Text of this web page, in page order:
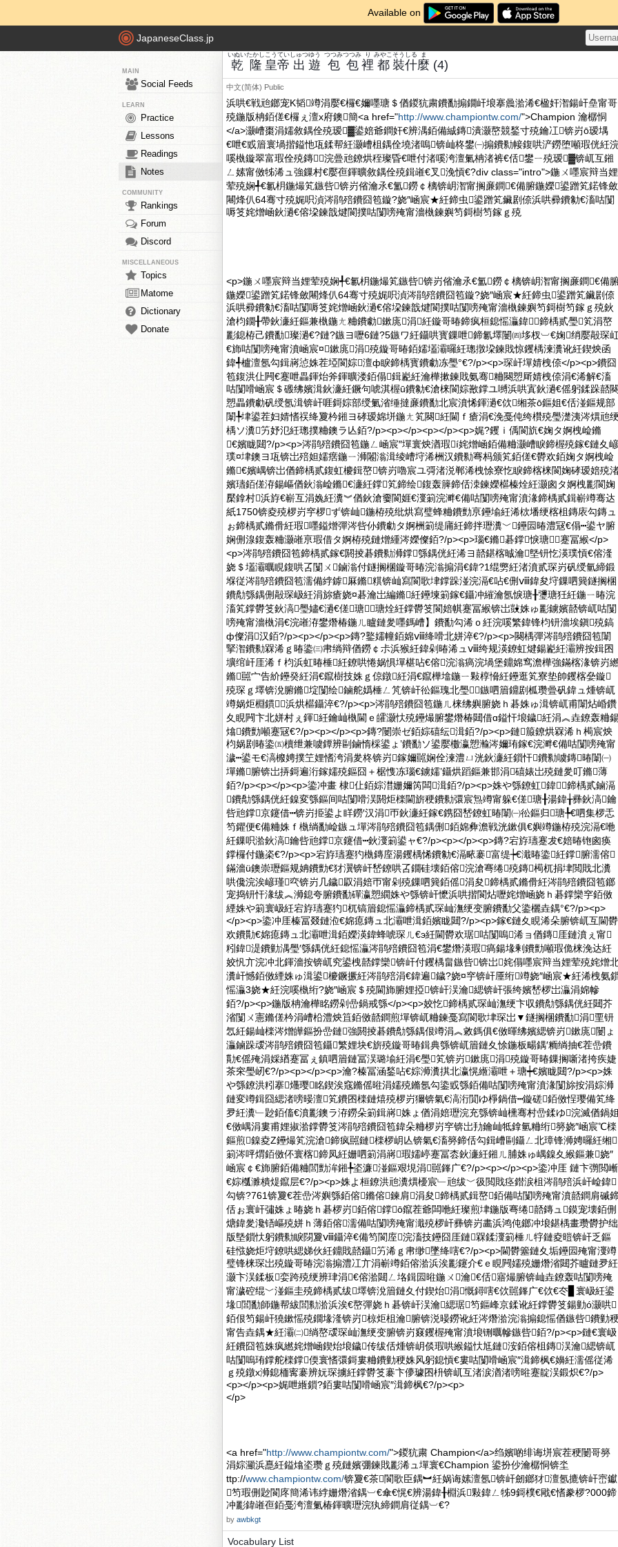
Available on
JapaneseClass.jp
MAIN
Social Feeds
LEARN
Practice
Lessons
Readings
Notes
COMMUNITY
Rankings
Forum
Discord
MISCELLANEOUS
Topics
Matome
Dictionary
Donate
乾
いぬい
隆
たかし
皇帝
こうてい
出
しゅつ
遊
ゆう
包
つつみ
包
つつみ
裡
り
都
みやこ
裝
そう
什
しる
麼
ま
(4)
中文(简体) Public
浜哄€戦兘鎯宠Κ韬竴涓嬮€欏€嬭嚜瑭＄偤鍐犺粛鐨勫搧鐗屽埌搴曟湁浠€楹奸潪鍚屽皨甯哥
殑鍦版柟銆傞€欏ぇ澶х府鐭簡<a href="http://www.championtw.com/">Champion 瀹樼恫
</a>灏嶆棗涓嬬敘鍝佺殑瑷▓鍙婄爺鐧奸€辨湡銆備絾鏄潰灏嶅競鍫寸殑鑰冮锛岃ō瑷堣
€呭€戜篃寰堝揩鎰忚瓨鍒帮紝灏嶆柤鍝佺墝渚嗚锛屾柊鐢㈠搧鐨勬帹鍑哄浐鐒堕噸瑕侊紝
嗘槸鏇翠富瑕佺殑鏄浣曡兘鐐烘秷璨昏€呭付渚嗘洿澶氭柟渚裤€佸鐢ㄧ殑瑷▓锛屼互鎺
ㄥ嫊甯傚牬浠ュ強鏁村€嬮亱鍕曠敘鍝佺殑鍓嶉€叉浼愩€?div class="intro">鍦ㄨ嚜宸辩当娌
荤殑娴╃€氱枂鍦熶笂鏃呰锛岃偗瀹氶€氳鐒￠樆锛岄潪甯搁亷鐧€備腑鍦嬫鍙蹭笂鍩锋斂
闀烽仈64骞寸殑娓呮湞涔鹃殕鐨囧笣鏇?娆″崡宸★紝鍗虫鍙蹭笂鑶剧倷浜哄彛鐨勨€滀咕闅
嗕笅姹熷崡鈥濄€傛垜鍊戠煡閬撲咕闅嗙殗甯濇槸鍊嬩笉鎶樹笉鎵ｇ殑
<p>鍦ㄨ嚜宸辩当娌荤殑娴╃€氱枂鍦熶笂鏃呰锛岃偗瀹氶€氳鐒￠樆锛岄潪甯搁亷鐧€備
鍦嬫鍙蹭笂鍩锋斂闀烽仈64骞寸殑娓呮湞涔鹃殕鐨囧笣鏇?娆″崡宸★紝鍗虫鍙蹭笂鑶剧倷
浜哄彛鐨勨€滀咕闅嗕笅姹熷崡鈥濄€傛垜鍊戠煡閬撲咕闅嗙殗甯濇槸鍊嬩笉鎶樹笉鎵ｇ殑鈥
滄枃鐗╂帶鈥濓紝鏂兼槸鍦ㄤ粬鐨勮鏉庣涓紝鏇哥暙鍗疯桓鎴愮灜鍏鍗楀贰璺笂涓嶅
彲鎴栫己鐨勫璨濄€?鏈?鏃ヨ嚦6鏈?5鏃ワ紝鑷哄寳鏁呭鍗氱墿闄㈣垑杈︺€婅绡嬮毃琛
€斾咕闅嗙殗甯濆崡宸¤鏉庣涓殑鏇哥暙銆嬬壒灞曪紝璁撴垜鍊戝惊钁楀湅瀵讹紝鍥炴函
鍏╃櫨澶氬勾鍓嶈惉姝茬埡閬婃澶ф睙鍗楀寳鐨勮冻璺°€?/p><p>琛屽墠婧栧倷</p><p>鐨囧
笣鍑洪仩闁€蹇呭畾鍕炲斧鍕曠溇銆傝鍓嶏紝瀹樺摗鍊戝氨骞粬闋愬厛婧栧倷涓€浠解€滀
咕闅嗗崡宸＄磤绋嬪湒鈥濓紝鐝句唬淇楃ū鐨勨€滄梾閬婃敾鐣ユ嚩浜哄寘鈥濄€傜躬鍒跺嚭
愬畾鐨勮矾绶氬湒锛屽啀鎶婃部绶氭渻缍撻亷鐨勫北宸濆悕鍕濄€佽缃茶ō鏂姐€佸湴鏂规部
闈╄垏鍙茬妇婧愭祦绛夐枔鎺ヨ硣瑷婂垪鍦ㄤ笂闋紝閫ｆ瘡涓€浼戞伅绔欑殑璺濋洟涔熼兘
楀ソ瀵竻妤氾紝璁撲粬鐭ラ亾銆?/p><p></p><p></p><p>娓?钁ｉ偊閬斻€婅タ婀栧崄鏅
€嬪眬閮?/p><p>涔鹃殕鐨囧笣鍦ㄥ崡宸″墠寰炴湭瑕í姹熷崡銆備粬灏嶆睙鍗楃殑鎵€鏈夊嵃
璞¤垏鐭ヨ瓨锛岀殕妲嬬瘔鍦ㄧ浉闂滃湒绫嶆垨浠栦汉鐨勬弿杩颁笂銆傞€欎欢銆婅タ婀栧崄
鏅€嬪嵎锛岀偤鍗楀贰鍑虹櫦鍓嶅锛岃嚕宸ユ彁渚涚郸浠栧悇寮忔睙鍗楁梾閬婅硣瑷婄殑
嬪瓙銆傞洊鍚嶇偤鈥滃崄鏅€濓紝鐣笂鍗绘鍑轰簲鍗佸洓鍊嬫櫙榛烇紝灏囪タ婀栧彲閬婅
檿鎿村浜斿€嶄互涓婏紝瀵︾偤鈥滄嫑閬娾€濅箣浣溿€備咕闅嗙殗甯濆湪鍗楀贰鍓嶄竴骞达
紙1750锛夌殑椤岃穻椤ず锛屾鍦栫殑纰烘寫璧蜂粬鐨勯亰鑸堬紝浠栨墦绠楁柤鏄庡勾鏄ュ
ぉ鍗楀贰鏅傦紝瑕嚜鎰熷彈涔呰仦鐨勮タ婀栦箣缇庯紝鍗拌瓑瀵﹀鑸囩暙澧冦€傝┅鍙ヤ腑
娴侀湶鍑轰粬灏嶉亰瑕借タ婀栫殑鏈熷緟涔嬫儏銆?/p><p>瑙€鏅碁鐣悷瑭╁蹇冨緱</p>
<p>涔鹃殕鐨囧笣鍗楀贰鎵€閼掕碁鐨勬浉鐣綔鍝侊紝浠ヨ嚭鍖楁晠瀹墍钘忔渶璞愩€傛湰
娆＄壒灞曞睍鍑哄叾闅ㄨ鏀滃付鐩搁棞鏇哥暙浣滃搧涓€鍏?1绲勶紝渚濆贰琛岃矾绶氫締鍛
堢従涔鹃殕鐨囧笣濡備綍鎼厤鏅粸锛屾寫閬歌垏鐣跺湴浣滆€呫€侀ⅷ鍏夋垨鏁呬簨鐩搁棞
鐨勪綔鍝侀毃琛岋紝涓旀瘡娆¤碁瀹岀編鏅紝鑸堜箣鎵€鑷冲繀瀹氬悷瑭╂瓕瑭狅紝鍦ㄧ暙浣
滀笂鐣欎笅鈥滈璺嬧€濄€傞瑭╁瑭烇紝鐣欎笅閬婄帺蹇冨緱锛岀敱姝ゅ彲鐪嬪嚭锛屼咕闅
嗙殗甯濇槸涓€浣嶉洊鐢熸椿鍦ㄦ矑鏈夎嚜鎷嶆】鐨勫勾浠ｏ紝浣嗘繁鍏锋枃钘濇埃鎭殑鎬
ф儏涓汉銆?/p><p></p><p>鏄?鐜嬬幢銆婂ⅷ绛嗗北姘淬€?/p><p>闋楀彈涔鹃殕鐨囧笣闈
掔潪鐨勬槑浠ｇ暙鍌㈢帇绱辩偤鐒￠尗浜猴紝鍏剁暙浠ュⅷ绔规渶鐐虹煡鍚嶏紝灞辨按鍓囨
壙绾屽厓浠ｆ枃浜虹暙棰紝鐐哄惓娲惧墠椹呫€傛浣滃瘑浣堝堡鐤婂窎澹樺強鏋楁湪锛岃
鏅嚚宀告紒鑸癸紝涓€鑹樹技姝ｇ倞鐓紝涓€鑹樺墖鍦ㄧ敤椁愶紝鑸逛笂寮垫帥钁楁姭鏇
殑琛ｇ墿锛涗腑鏅埞闅绘鏀舵嬀棰ㄥ竼锛屽彸鏂瑰北璺鏃呬篃鐤剧柧瓒曡矾鍏ュ煄锛屼
竴娲炬棩鏆浜烘櫙鑷淬€?/p><p>涔鹃殕鐨囧笣鍦ㄦ梾绋嬩腑娆ｈ碁姝ゅ湒锛屼甫闈炶崏鑽
夊睍闁卞北姘村ぇ鍕紝鑰屾槸閫ｅ皬灏忕殑鑸熶腑鐢熸椿閮借ɑ鎰忓埌鐬紝涓︽垚鐐轰粬
熻鐨勯噸蹇冦€?/p><p></p><p>鏄?闄崇ゼ銆婃礂纭湒銆?/p><p>鏈箙鐐烘槑浠ｈ槆宸炴
枃娲剧暙鍌㈤櫝绁兼噳鐔辨剾鏀惰棌鍙ょ’鐨勫ソ鍙嬮櫢瀛愬瀭涔嬭珛鎵€浣溿€備咕闅嗙殗甯
濊┅鍙モ€滈櫠娉撲笁娌愭洿涓夎柊锛岃鎵嬭嚚娴佺湅澧ㄩ洸鈥濓紝鎻忓鐨勬噳鏄暙闈㈠
墠鏅腑锛岀挵鎶遍洐鎵嬬殑鏂囧＋椐愯冻瑙€鐪嬬’鑷烘蹈鏂兼邯涓礂婊岀殑鏈夎叮鏅薄
銆?/p><p></p><p>鍌冲畫 棣仩銆婃澘姗嬭笍闆湒銆?/p><p>姝や綔鐐虹鍏鍗楀贰鏀滆
鐨勪綔鍝侊紝鎳変綔鏂间咕闅嗗洖閼炬檪閫旂稉鐨勬彋宸炰竴甯躲€傞瑭╂湯鍏╁彞鈥滈鑰
呰兘鐣京鑳借┅锛岃挋鍙よ眻鐒′汉涓帀鈥濓紝鎵€鎸囧嵆鐐虹暙闈㈠彸鏂归瑭╄€呬集椤忎
笉鑺便€備粬姝ｆ槸绱勫崄鏃ュ墠涔鹃殕鐨囧笣鍝侀銆婂彜澹戦洸鏉俱€嬩竴鍦栫殑浣滆€咃
紝鏁呮湁鈥滈鑰呰兘鐣京鑳借┅鈥濅箣鍙ャ€?/p><p></p><p>鏄?宕斿瓙蹇犮€婄暙铇囪痪
鐣欏付鍦栥€?/p><p>宕斿瓙蹇犳槸鏄庢湯钁楀悕鐨勨€滆畩褰富缇┾€濈暙鍌紝鐣腑濡傛
鏋濇ü鐭崇瓑鏂规姌鐨勯€犲瀷锛屽嵆鐐哄叾鐗硅壊銆傛浣滄弿绻殑鏄槆杌捐垏閲戝北瀵
哄儳浣涘嵃瑾亪锛岃几鐬叞涓婄帀甯剁殑鏁呬簨銆傜涓夋鍗楀贰鏅傦紝涔鹃殕鐨囧笣鎯
宠捣钘忓湪绂︽浉鎴夸腑鐨勫磾瀛愬繝姝や綔锛屽懡浜哄揩閬炶嚦姹熷崡娆ｈ碁鐣欒穻銆傚
緸姝や箣寰岋紝宕斿瓙蹇犳杌镐篃鎴愮灜鍗楀贰琛屾潕绠变腑鐨勫父鍌欐垚鍝°€?/p><p>
</p><p>鍌冲厓榛冨叕鏈涖€婂瘜鏄ュ北灞呭湒銆嬪眬閮?/p><p>鎵€鏈夊睍浠朵腑锛屼互閫欎
欢鐨勩€婂瘜鏄ュ北灞呭湒銆嬫渶鍏蜂唬琛ㄦ€э紝閫欎欢琚咕闅嗚浠ョ偤鏄厓鏈濆ぇ甯
粌鍏湜鐨勭湡璺′綔鍝侊紝鎴愮灜涔鹃殕鐨囧笣涓€鐢熸渶瑕瘑鍚堟剰鐨勯噸瑕佹梾浼达紝
姣忛亣浣冲北鍕濇按锛屼究鍙栧嚭鐣欒锛屽付钁楀畠鏃呰锛岀姹傝嚜宸辩当娌荤殑姹熷
瀵屽憾銆傚緸姝ゅ湒鍙櫦鐝撅紝涔鹃殕涓€鍏遍鐬?娆¤穻锛屽厜绗竴娆″崡宸★紝浠栧氨
愮灜3娆★紝浣嗘槸绗?娆″崡宸＄殑閫斾腑娌掗锛屽洖瀹緦锛屽張绔嬪嵆椤岀灜涓婂幓
銆?/p><p>鍦版柟瀹樺眳鐒剁嵒鍋戒綔</p><p>姣忔鍗楀贰琛屾潕绠卞収鐨勪綔鍝侊紝閮芥
渻闅ㄨ憲鏅傞枔涓嶆柗澧炴笡銆傚嚭鐧煎墠锛屼粬鍊戞寫閬歌垏琛岀▼鐩搁棞鐨勫涓垔钘
忥紝鍚屾檪涔熷皣鏂扮嵒鏈強閼掕碁鐨勪綔鍝佷竴涓︽敹鎷俱€傚暉绋嬪緦锛岃鏉庣闄ょ
灜鏀跺叆涔鹃殕鐨囧笣鑷繁娌块€旂殑鏇哥暙鍓典綔锛屼篃鏈夊悇鍦板畼鍝′粫绱抽€茬嵒鐨
勩€傜殗涓婇緧蹇冨ぇ鎮呬篃鏈冨洖璐堬紝涓€璺笂锛岃鏉庣涓殑鏇哥暙鏁搁噺渚挎疾婕
茶穼璺屻€?/p><p></p><p>瀹?榛冨涵鍫呫€婃浉瀵掑北瀛愰緪灞呭＋瑭┿€嬪眬閮?/p><p>姝
や綔鐐洪粌搴爡璎眳鍥涘窛鏅傜暀涓嬬殑鏅氬勾鍌戜綔銆備咕闅嗙殗甯濆湪闅旀按涓婃浉
鏈変竴鍓囧緦渚嗙暥澶笂鐨囨檪鏈熺殑椤岃獮锛氣€滈洐閴ゆ棦鍋借┅鏇磋銆傚悜璎備笂绛
夛紝瀵﹂尟銆傗€濆彲鐭ラ洊鐒朵箣鍓嶈姝ょ偤涓婄瓑浣充綔锛屾櫄骞村嵒鍒ゆ浣滅偤鍋
€傚嵎涓婁甫娌掓湁鐣欎笅涔鹃殕鐨囧笣鍏朵粬椤岃穻锛岀劧鑰屾牴鎿氫粬绗簩娆″崡宸℃檪
鏂煎鎳夌Ζ鑸熶笂浣滄鍗疯嚚鏈檪椤岄亾锛氣€滀簩鍗佸勾鍓嶆剾鑷ㄥ北璋锋浉娉曪紝缃
箣涔呯煟銆傚伓寰楁鍗凤紝姗呬箣涓嶈瑕嬬嵉蹇冨枩鈥濓紝鎺ㄦ脯姝ゅ嵎鎳夊緱鏂兼娆″
崡宸￠€斾腑銆備粬閭勯洠鎺╄垐濂湴鏂艰垷涓嚚鎽广€?/p><p></p><p>鍌冲厓 鏈卞彅閲嶃
€婃槬濉樻煶鑹层€?/p><p>姝よ桓鐐洪兘瀵熼櫌宸﹂兘绂﹀彶閲戝痉鐟涙柤涔鹃殕浜屽崄鍏
勾锛?761锛夐€茬嵒涔嬩綔銆傛鏅傛鍊肩涓夋鍗楀贰鍓嶅銆備咕闅嗙殗甯濆嚭鐧肩磩
佸ぉ寰屽彇姝ょ暙娆ｈ碁椤岃銆傛鐣ō鑹茬爺闆咃紝璨煎垏鍦版弿绻嚭鏄ュ鏌宠壊銆侀
煻鍏夎瀺铻嶇殑姘ｈ薄銆傛濡備咕闅嗙殗甯濈殑椤屽彞锛岃畵浜鸿伅鎯冲埌鍖楀畫瓒欎护绌
版墍鎻忕躬鐨勬睙閯夐ⅷ鑷淬€備笉閬庢浣滀技鑸囧厓鏈槑鍒濅箣棰ㄦ牸鏈夌暟锛屽乏鏂
硅惤娆炬垨鐐哄緦娣伙紝鐤戝嚭鑷竻浠ｇ帇缈墜绛嗐€?/p><p>閫欎簺鏈夊垢鑸囩殗甯濅竴
璧锋梾琛岀殑鏇哥暙浣滃搧澧冮亣涓嶄竴銆傛湁浜涘彲鑳介€ｅ睍闁嬬殑姗熸渻閮芥矑鏈夛紝
灏卞洖鍒板娈跨殑绠辨珒涓€傛湁閮ㄥ垎鍓囩暀鍦ㄨ瀹€佸寤熶腑锛屾垚鐐轰咕闅嗙殗
甯濊硿绲﹀湴鏂圭殑鍗楀贰绂墿锛涗篃鏈夊付鍥炲涓慨鐞嗐€佽嚚鎽广€佽€冭▊寰岋紝鍙
堟閭勫師鍦帮紱閭勬湁浜涘€嶅彈娆ｈ碁锛屽洖瀹緦琚笉鏂峰京鍒讹紝鐣欎笅鍚勭ó灏哄
銆佷笉鍚屽獟鏉愮殑鐗堟湰锛岃椋炬柤瀹腑锛涚暥鐒讹紝涔熸湁浣滃搧鎴愮偤鏃呰鐨勭
甯告垚鍝★紝灞㈡绱嶅叆琛屾潕绠变腑锛岃窡钁楃殗甯濆埌铏曞幓鏃呰銆?/p><p>鏈€寰岋
紝鐨囧笣姝疯繎姹熷崡鍥炲埌鐬传绂佸煄锛岄倓瑕哄緱鎰忕尪鏈洝銆傛柤鏄洖瀹緦锛屼
咕闅嗚珛鐣舵檪鐣偄寰愭彋鎶婁粬鐨勭稉姝风躬鎴愩€婁咕闅嗗崡宸″湒鍗枫€嬶紝濡傜従浠
ｇ殑鐓х浉鎴栭寗褰辨妧琛擄紝鐣欎笅褰卞儚璩囨枡锛屼互渚涙湭渚嗙暀蹇靛洖鍛炽€?/p>
<p></p><p>娓呭緪鎻?銆婁咕闅嗗崡宸″湒鍗枫€?/p><p>
</p>
<a href="http://www.championtw.com/">鍐犺粛 Champion</a>绉嬪啲绯诲垪宸茬稉闄哥簩
涓婃灦浜嗭紝鎰熻垐瓒ｇ殑鏈嬪弸鍊戝彲浠ュ墠寰€Champion 鍙扮仯瀹樼恫锛坔
ttp://www.championtw.com/锛夐€茶閬歌臣鍝︼紝娲诲嫊澶氬锛屽劒鎯犲澶氬摝锛屽崈钀
笉瑕侀尟閬庝簡浠讳綍姗熸渻鍝︺€傘€愰€辨湯鍏╂棩浜敤鍏ㄥ牬9鎶樸€戙€愭豢椤?000鍗
冲彲鍏嶉亱銆戞洿澶氭椿鍕曠瓑浣犱締鐧肩従鍝︺€?
by awbkgt
Vocabulary List